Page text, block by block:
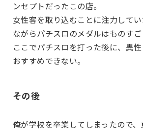
ンセプトだったこの店。
女性客を取り込むことに注力して
ながらパチスロのメダルはものすご
ここでパチスロを打った後に、異
おすすめできない。
その後
俺が学校を卒業してしまったので